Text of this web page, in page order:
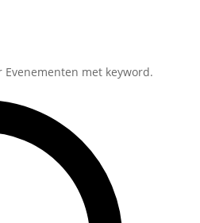
Evenementen met keyword.